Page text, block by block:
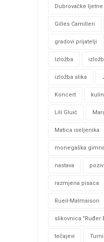
Dubrovačke
Gilles Camilleri
gradovi prijatelji
Izložba
izložba slika
Koncert
Lili Gluić
Matica iseljenika
monegaška
nastava poziv
razmjena pisaca
Rueil-Malmaison
slikovnica "Ruđer
tečajevi